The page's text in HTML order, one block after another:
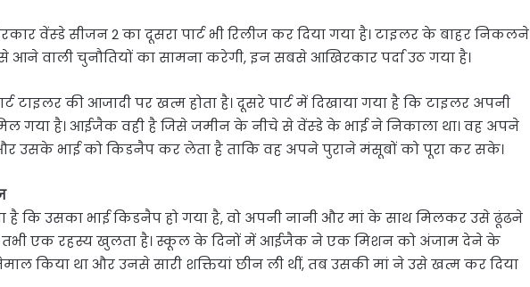
वेंस्डे सीजन 2 का दूसरा पार्ट भी रिलीज कर दिया गया है। टाइलर के बाहर निकलने
आने वाली चुनौतियों का सामना करेगी, इन सबसे आखिरकार पर्दा उठ गया है।
टाइलर की आजादी पर खत्म होता है। दूसरे पार्ट में दिखाया गया है कि टाइलर अपनी
गया है। आईजैक वही है जिसे जमीन के नीचे से वेंस्डे के भाई ने निकाला था। वह अपने
उसके भाई को किडनैप कर लेता है ताकि वह अपने पुराने मंसूबों को पूरा कर सके।
है कि उसका भाई किडनैप हो गया है, वो अपनी नानी और मां के साथ मिलकर उसे ढूंढने
तभी एक रहस्य खुलता है। स्कूल के दिनों में आईजैक ने एक मिशन को अंजाम देने के
किया था और उनसे सारी शक्तियां छीन ली थीं, तब उसकी मां ने उसे खत्म कर दिया